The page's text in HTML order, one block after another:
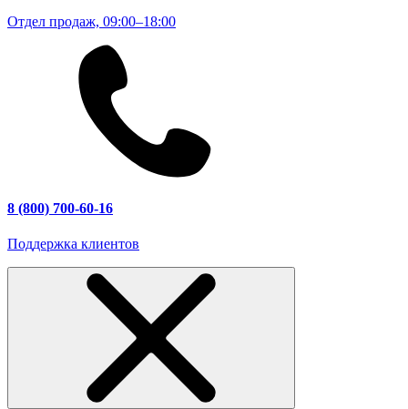
Отдел продаж, 09:00–18:00
8 (800) 700-60-16
Поддержка клиентов